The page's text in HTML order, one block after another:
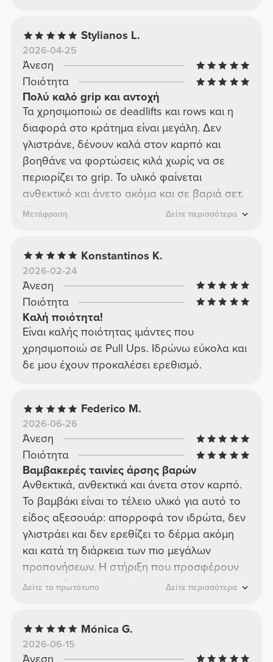
Stylianos L.
2026-04-25
Άνεση
Ποιότητα
Πολύ καλό grip και αντοχή
Τα χρησιμοποιώ σε deadlifts και rows και η
διαφορά στο κράτημα είναι μεγάλη. Δεν
γλιστράνε, δένουν καλά στον καρπό και
βοηθάνε να φορτώσεις κιλά χωρίς να σε
περιορίζει το grip. Το υλικό φαίνεται
ανθεκτικό και άνετο ακόμα και σε βαριά σετ.
Πολύ καλή επιλογή για όποιον θέλει πιο
Μετάφραση Δείτε περισσότερα
Konstantinos K.
2026-02-24
Άνεση
Ποιότητα
Καλή ποιότητα!
Είναι καλής ποιότητας ιμάντες που
χρησιμοποιώ σε Pull Ups. Ιδρώνω εύκολα και
δε μου έχουν προκαλέσει ερεθισμό.
Federico M.
2026-06-26
Άνεση
Ποιότητα
Βαμβακερές ταινίες άρσης βαρών
Ανθεκτικά, ανθεκτικά και άνετα στον καρπό.
Το βαμβάκι είναι το τέλειο υλικό για αυτό το
είδος αξεσουάρ: απορροφά τον ιδρώτα, δεν
γλιστράει και δεν ερεθίζει το δέρμα ακόμη
και κατά τη διάρκεια των πιο μεγάλων
προπονήσεων. Η στήριξη που προσφέρουν
κατά τη διάρκεια έντονων κινήσεων είναι
έχετε πάντα έτοιμα. Μικρή επένδυση, μεγάλη
διαφορά στην προπόνηση.
Δείτε το πρωτότυπο Δείτε περισσότερα
Mónica G.
2026-06-15
Άνεση